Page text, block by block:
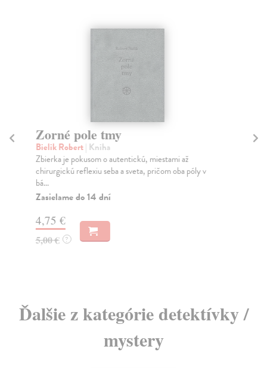
Zorné pole tmy
Bielik Robert| Kniha
Zbierka je pokusom o autentickú, miestami až
chirurgickú reflexiu seba a sveta, pričom oba póly v
bá...
Zasielame do 14 dní
4,75 €
5,00 € ?
Ďalšie z kategórie detektívky /
mystery